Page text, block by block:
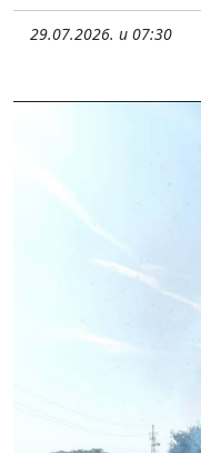
29.07.2026. u 07:30